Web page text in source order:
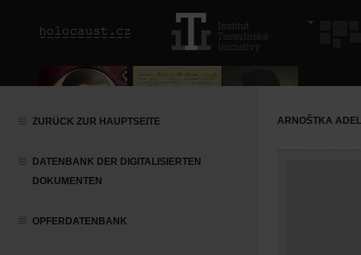
ZURÜCK ZUR HAUPTSEITE
DATENBANK DER DIGITALISIERTEN
DOKUMENTEN
OPFERDATENBANK
ARNOŠTKA